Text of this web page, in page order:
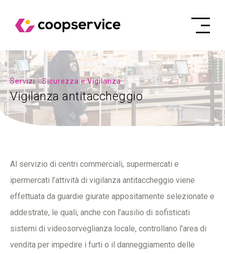
Servizi - Sicurezza e Vigilanza
Vigilanza antitaccheggio
Al servizio di centri commerciali, supermercati e
ipermercati l’attività di vigilanza antitaccheggio viene
effettuata da guardie giurate appositamente selezionate e
addestrate, le quali, anche con l’ausilio di sofisticati
sistemi di videosorveglianza locale, controllano l’area di
vendita per impedire i furti o il danneggiamento delle